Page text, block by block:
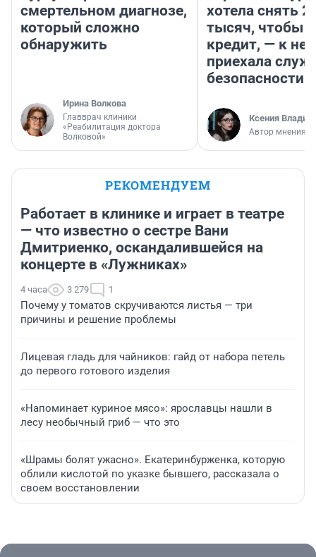
смертельном диагнозе,
который сложно
обнаружить
Ирина Волкова
Главврач клиники
«Реабилитация доктора
Волковой»
хотела снять
тысяч, чтобы
кредит, — к
приехала
безопасности
Ксения
Автор мнения
РЕКОМЕНДУЕМ
Работает в клинике и играет в театре
— что известно о сестре Вани
Дмитриенко, оскандалившейся на
концерте в «Лужниках»
4 часа 3 279 1
Почему у томатов скручиваются листья — три
причины и решение проблемы
Лицевая гладь для чайников: гайд от набора петель
до первого готового изделия
«Напоминает куриное мясо»: ярославцы нашли в
лесу необычный гриб — что это
«Шрамы болят ужасно». Екатеринбурженка, которую
облили кислотой по указке бывшего, рассказала о
своем восстановлении